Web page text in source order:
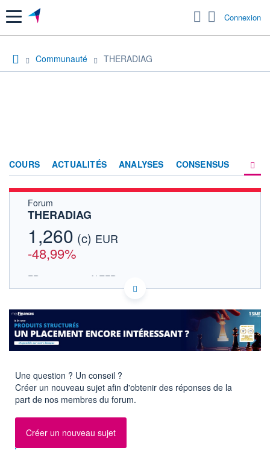
Menu Connexion
Communauté THERADIAG
COURS ACTUALITÉS ANALYSES CONSENSUS
Forum
THERADIAG
1,260 (c) EUR
-48,99%
FR0004197747 ALTER
EURONEXT PARIS DONNÉES TEMPS RÉEL
Cotation sur les autres places
SECTEUR
Biotechnologie
OUVERTURE
0,000 2,470
+ HAUT
0,000
0
VALORISATION
Une question ? Un conseil ?
Créer un nouveau sujet afin d'obtenir des réponses de la
part de nos membres du forum.
Créer un nouveau sujet